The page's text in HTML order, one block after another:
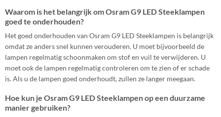
Waarom is het belangrijk om Osram G9 LED Steeklampen
goed te onderhouden?
Het goed onderhouden van Osram G9 LED Steeklampen is belangrijk
omdat ze anders snel kunnen verouderen. U moet bijvoorbeeld de
lampen regelmatig schoonmaken om stof en vuil te verwijderen. U
moet ook de lampen regelmatig controleren om te zien of er schade
is. Als u de lampen goed onderhoudt, zullen ze langer meegaan.
Hoe kun je Osram G9 LED Steeklampen op een duurzame
manier gebruiken?